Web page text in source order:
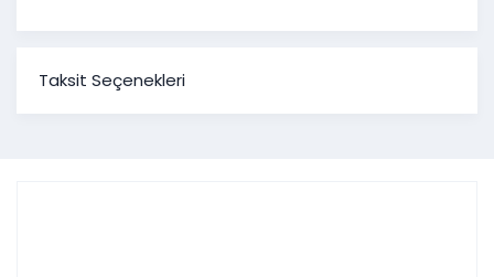
Taksit Seçenekleri